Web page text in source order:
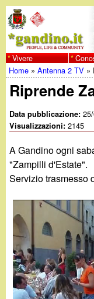
al
w
w
w
.
g
a
n
d
Vivere
Tu
sei
qui
Home »Antenna 2 TV »
Riprende
Data pubblicazione:
Visualizzazioni:2145
A Gandino ogni
"Zampilli d'Estate".
Servizio trasmesso